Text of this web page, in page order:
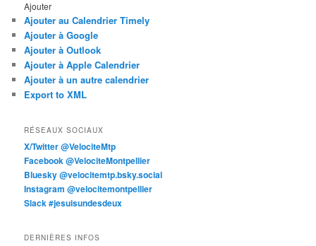
Ajouter
Ajouter au Calendrier Timely
Ajouter à Google
Ajouter à Outlook
Ajouter à Apple Calendrier
Ajouter à un autre calendrier
Export to XML
RÉSEAUX SOCIAUX
X/Twitter @VelociteMtp
Facebook @VelociteMontpellier
Bluesky @velocitemtp.bsky.social
Instagram @velocitemontpellier
Slack #jesuisundesdeux
DERNIÈRES INFOS